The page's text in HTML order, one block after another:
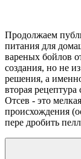
Продолжаем
питания для
вареных бойлов
создания, но не
решения, а
вторая рецептура
Отсев - это
происхождения
пере дробить